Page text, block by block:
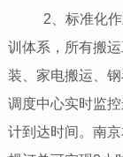
2、标准化作
训体系，所有搬
装、家电搬运、
调度中心实时监
计到达时间。南